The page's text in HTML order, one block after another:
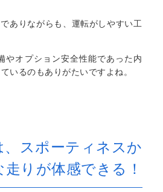
ありながらも、運転がしやすい工
やオプション安全性能であった内
いるのもありがたいですよね。
、スポーティネスか
りが体感できる！